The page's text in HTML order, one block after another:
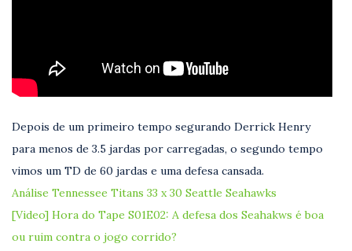
Depois de um primeiro tempo segurando Derrick Henry
para menos de 3.5 jardas por carregadas, o segundo tempo
vimos um TD de 60 jardas e uma defesa cansada.
Análise Tennessee Titans 33 x 30 Seattle Seahawks
[Video] Hora do Tape S01E02: A defesa dos Seahakws é boa
ou ruim contra o jogo corrido?